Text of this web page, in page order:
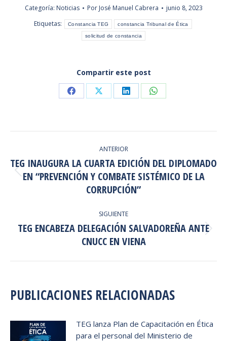
Categoría: Noticias Por José Manuel Cabrera
junio 8, 2023
Etiquetas:
Constancia TEG constancia Tribunal de Ética
solicitud de constancia
Compartir este post
Share Share Share Share
ENTRE
PUBLICACIONES
ANTERIOR
Publicación
anterior:
TEG INAUGURA LA CUARTA EDICIÓN DEL DIPLOMADO
EN “PREVENCIÓN Y COMBATE SISTÉMICO DE LA
CORRUPCIÓN”
SIGUIENTE
Publicación
siguiente:
TEG ENCABEZA DELEGACIÓN SALVADOREÑA ANTE
CNUCC EN VIENA
PUBLICACIONES RELACIONADAS
TEG lanza Plan de Capacitación en Ética
para el personal del Ministerio de